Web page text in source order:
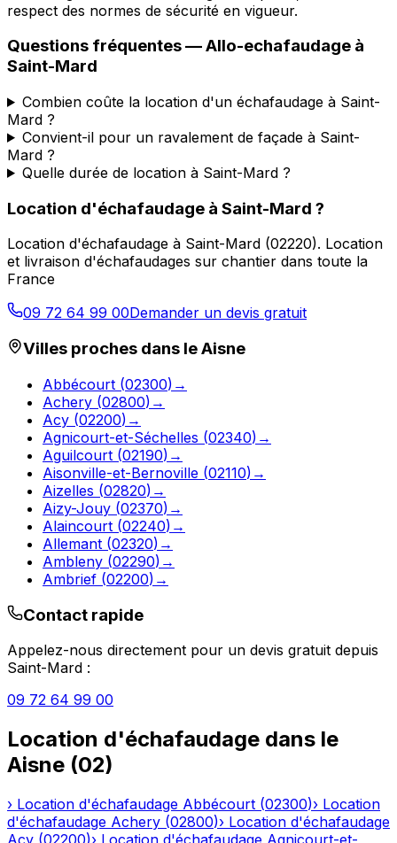
respect des normes de sécurité en vigueur.
Questions fréquentes —Allo-echafaudage à
Saint-Mard
Combien coûte la location d'un échafaudage à Saint-
Mard ?
Convient-il pour un ravalement de façade à Saint-
Mard ?
Quelle durée de location à Saint-Mard ?
Location d'échafaudage à Saint-Mard ?
Location d'échafaudage à Saint-Mard (02220). Location
et livraison d'échafaudages sur chantier dans toute la
France
09 72 64 99 00Demander un devis gratuit
Villes proches dans leAisne
Abbécourt (02300) →
Achery (02800) →
Acy (02200) →
Agnicourt-et-Séchelles (02340) →
Aguilcourt (02190) →
Aisonville-et-Bernoville (02110) →
Aizelles (02820) →
Aizy-Jouy (02370) →
Alaincourt (02240) →
Allemant (02320) →
Ambleny (02290) →
Ambrief (02200) →
Contact rapide
Appelez-nous directement pour un devis gratuit depuis
Saint-Mard :
09 72 64 99 00
Location d'échafaudage dans le
Aisne (02)
› Location d'échafaudage Abbécourt (02300)› Location
d'échafaudage Achery (02800)› Location d'échafaudage